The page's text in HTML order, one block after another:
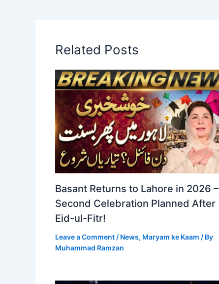
Related Posts
Basant Returns to Lahore in 2026 –
Second Celebration Planned After
Eid-ul-Fitr!
Leave a Comment / News, Maryam ke Kaam / By
Muhammad Ramzan